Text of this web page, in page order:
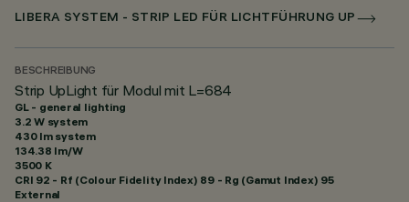
LIBERA SYSTEM - STRIP LED FÜR LICHTFÜHRUNG UP
BESCHREIBUNG
Strip UpLight für Modul mit L=684
GL - general lighting
3.2 W system
430 lm system
134.38 lm/W
3500 K
CRI 92 - Rf (Colour Fidelity Index) 89 - Rg (Gamut Index) 95
External